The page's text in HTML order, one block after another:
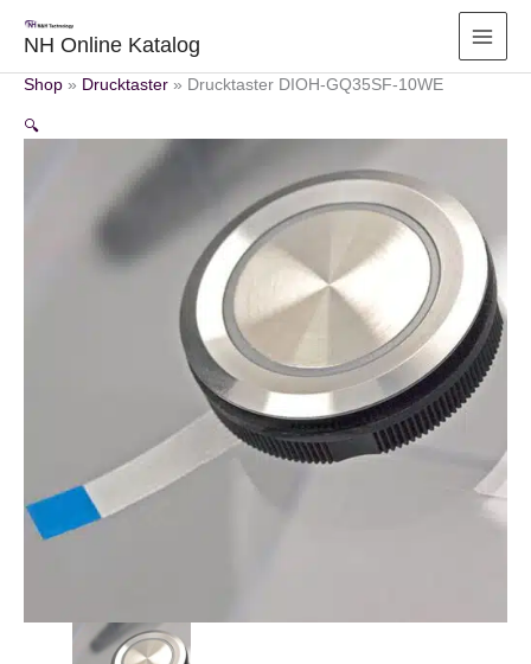
Inhalt
springen
NH Online Katalog
Shop » Drucktaster » Drucktaster DIOH-GQ35SF-10WE
🔍